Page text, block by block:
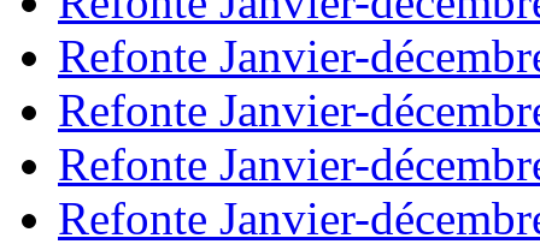
Refonte Janvier-
Refonte Janvier-
Refonte Janvier-
Refonte Janvier-